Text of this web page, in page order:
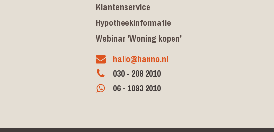
Klantenservice
Hypotheekinformatie
Webinar 'Woning kopen'
hallo@hanno.nl
030 - 208 2010
06 - 1093 2010